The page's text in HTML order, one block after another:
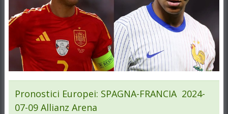
Pronostici Europei: SPAGNA-FRANCIA 2024-
07-09 Allianz Arena